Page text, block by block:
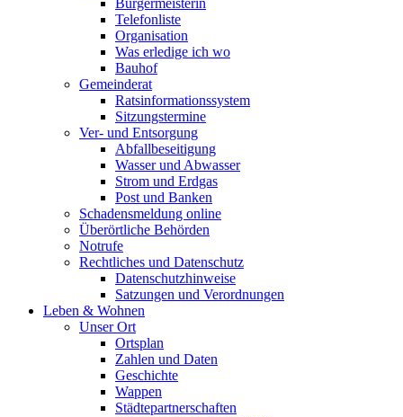
Bürgermeisterin
Telefonliste
Organisation
Was erledige ich wo
Bauhof
Gemeinderat
Ratsinformationssystem
Sitzungstermine
Ver- und Entsorgung
Abfallbeseitigung
Wasser und Abwasser
Strom und Erdgas
Post und Banken
Schadensmeldung online
Überörtliche Behörden
Notrufe
Rechtliches und Datenschutz
Datenschutzhinweise
Satzungen und Verordnungen
Leben & Wohnen
Unser Ort
Ortsplan
Zahlen und Daten
Geschichte
Wappen
Städtepartnerschaften